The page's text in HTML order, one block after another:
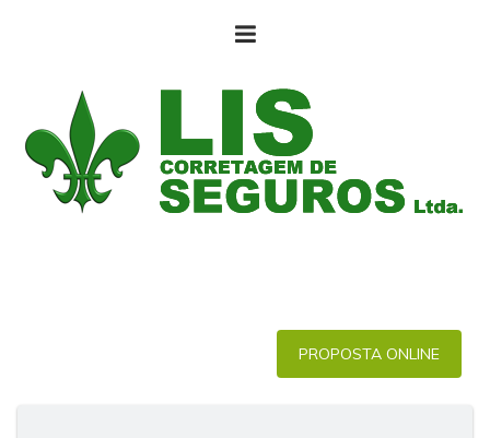
PROPOSTA ONLINE